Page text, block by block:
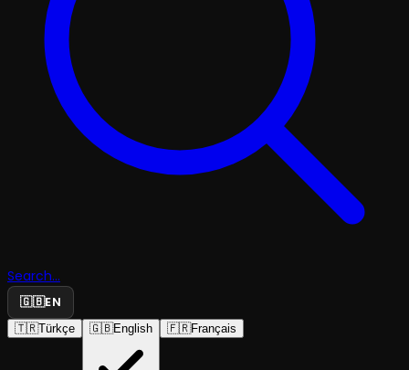
Search...
🇬🇧EN
🇹🇷Türkçe 🇬🇧English 🇫🇷Français